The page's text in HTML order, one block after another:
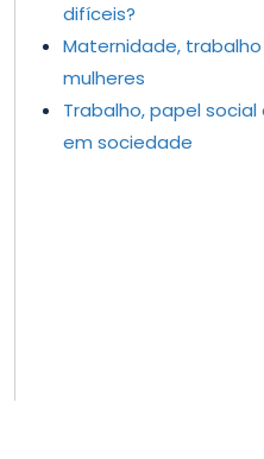
difíceis?
Maternidade,
mulheres
Trabalho, papel
em sociedade